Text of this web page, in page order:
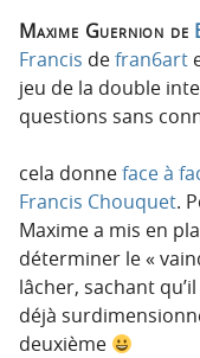
i
p
a
l
Maxime Guernion de
Francis defran6art
jeu de la double
questions sans
cela donneface à
Francis Chouquet.
Maxime a mis en
déterminer le «
lâcher, sachant
déjà
deuxième